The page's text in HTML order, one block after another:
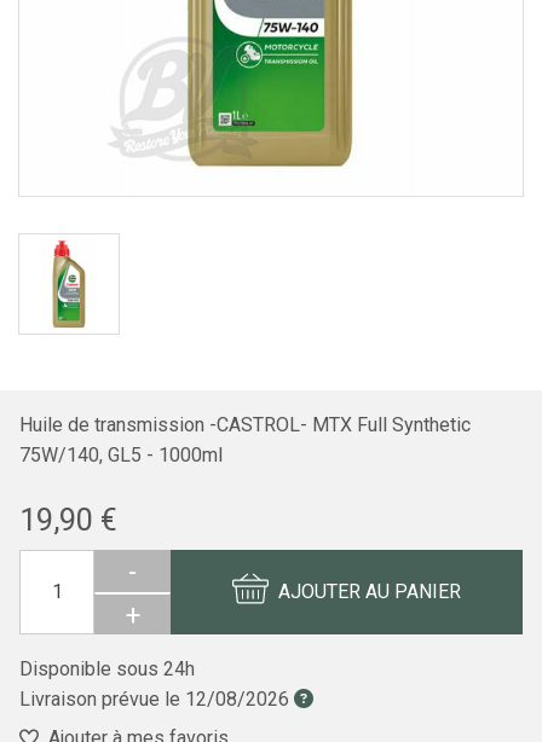
Huile de transmission -CASTROL- MTX Full Synthetic
75W/140, GL5 - 1000ml
19,90 €
-
+
AJOUTER AU PANIER
Disponible sous 24h
Livraison prévue le 12/08/2026
Ajouter à mes favoris